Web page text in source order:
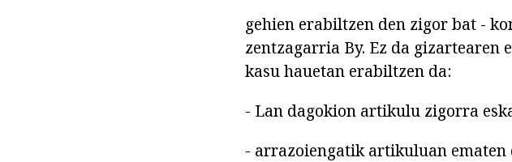
gehien erabiltzen den zigor bat -
zentzagarria By. Ez da gizartearen
kasu hauetan erabiltzen da:
- Lan dagokion artikulu zigorra
- arrazoiengatik artikuluan ematen